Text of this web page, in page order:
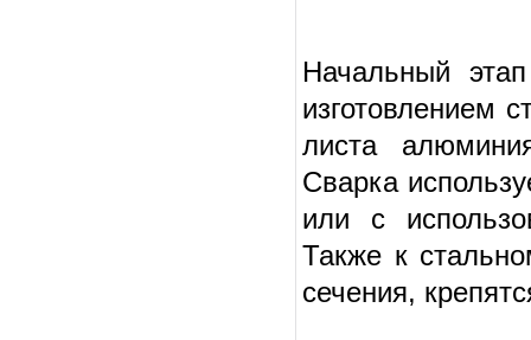
Начальный
изготовлением
листа
Сварка
или с
Также к
сечения,